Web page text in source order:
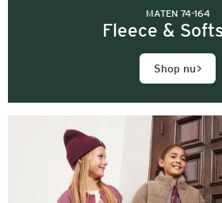
MATEN 74-164
Fleece &
Shop nu